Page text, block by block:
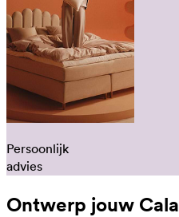
Persoonlijk
advies
Ontwerp jouw Cala